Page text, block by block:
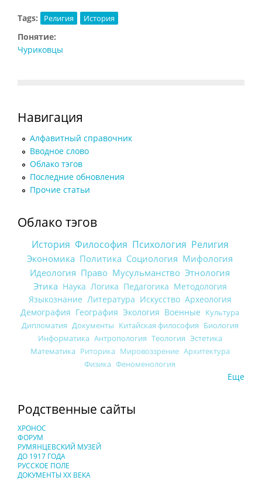
Tags: Религия История
Понятие:
Чуриковцы
Навигация
Алфавитный справочник
Вводное слово
Облако тэгов
Последние обновления
Прочие статьи
Облако тэгов
История Философия Психология Религия
Экономика Политика Социология Мифология
Идеология Право Мусульманство Этнология
Этика Наука Логика Педагогика Методология
Языкознание Литература Искусство Археология
Демография География Экология Военные Культура
Дипломатия Документы Китайская философия Биология
Информатика Антропология Теология Эстетика
Математика Риторика Мировоззрение Архитектура
Физика Феноменология
Еще
Родственные сайты
ХРОНОС
ФОРУМ
РУМЯНЦЕВСКИЙ МУЗЕЙ
ДО 1917 ГОДА
РУССКОЕ ПОЛЕ
ДОКУМЕНТЫ XX ВЕКА